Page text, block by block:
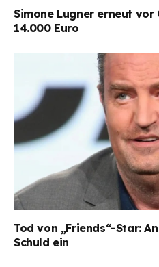
Simone Lugner erneut vor
14.000 Euro
Tod von „Friends“-Star:
Schuld ein